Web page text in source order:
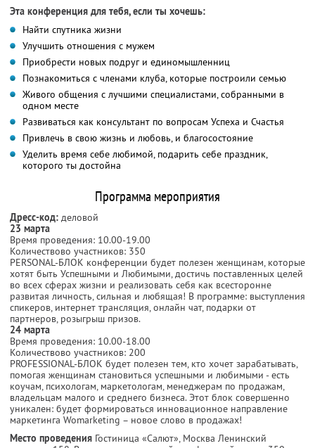
Эта конференция для тебя, если ты хочешь:
Найти спутника жизни
Улучшить отношения с мужем
Приобрести новых подруг и единомышленниц
Познакомиться с членами клуба, которые построили семью
Живого общения с лучшими специалистами, собранными в
одном месте
Развиваться как консультант по вопросам Успеха и Счастья
Привлечь в свою жизнь и любовь, и благосостояние
Уделить время себе любимой, подарить себе праздник,
которого ты достойна
Программа мероприятия
Дресс-код: деловой
23 марта
Время проведения: 10.00-19.00
Количествово участников: 350
PERSONAL-БЛОК конференции будет полезен женщинам, которые
хотят быть Успешными и Любимыми, достичь поставленных целей
во всех сферах жизни и реализовать себя как всесторонне
развитая личность, сильная и любящая! В программе: выступления
спикеров, интернет трансляция, онлайн чат, подарки от
партнеров, розыгрыш призов.
24 марта
Время проведения: 10.00-18.00
Количествово участников: 200
PROFESSIONAL-БЛОК будет полезен тем, кто хочет зарабатывать,
помогая женщинам становиться успешными и любимыми - есть
коучам, психологам, маркетологам, менеджерам по продажам,
владельцам малого и среднего бизнеса. Этот блок совершенно
уникален: будет формироваться инновационное направление
маркетинга Womarketing – новое слово в продажах!
Место проведения Гостиница «Салют», Москва Ленинский